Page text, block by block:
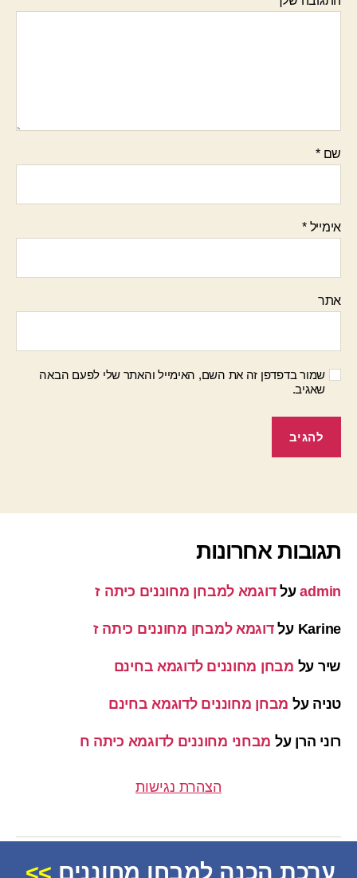
שם*
אימייל*
אתר
שמור בדפדפן זה את השם, האימייל והאתר שלי לפעם הבאה
שאגיב.
תגובות אחרונות
adminעלדוגמא למבחן מחוננים כיתה ז
Karine עלדוגמא למבחן מחוננים כיתה ז
שיר על מבחן מחוננים לדוגמא בחינם
טניה על מבחן מחוננים לדוגמא בחינם
רוני הרן על מבחני מחוננים לדוגמא כיתה ח
הצהרת נגישות
© 2026 מחוננים למעלהערכת הכנה למבחן מחוננים >>